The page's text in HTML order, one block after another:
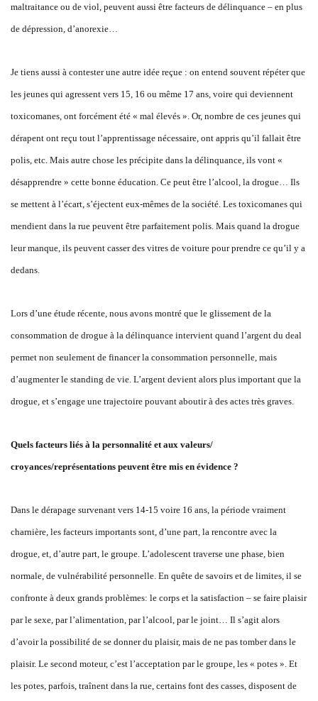
maltraitance ou de viol, peuvent aussi être facteurs de délinquance – en plus
de dépression, d’anorexie…
Je tiens aussi à contester une autre idée reçue : on entend souvent répéter que
les jeunes qui agressent vers 15, 16 ou même 17 ans, voire qui deviennent
toxicomanes, ont forcément été « mal élevés ». Or, nombre de ces jeunes qui
dérapent ont reçu tout l’apprentissage nécessaire, ont appris qu’il fallait être
polis, etc. Mais autre chose les précipite dans la délinquance, ils vont «
désapprendre » cette bonne éducation. Ce peut être l’alcool, la drogue… Ils
se mettent à l’écart, s’éjectent eux-mêmes de la société. Les toxicomanes qui
mendient dans la rue peuvent être parfaitement polis. Mais quand la drogue
leur manque, ils peuvent casser des vitres de voiture pour prendre ce qu’il y a
dedans.
Lors d’une étude récente, nous avons montré que le glissement de la
consommation de drogue à la délinquance intervient quand l’argent du deal
permet non seulement de financer la consommation personnelle, mais
d’augmenter le standing de vie. L’argent devient alors plus important que la
drogue, et s’engage une trajectoire pouvant aboutir à des actes très graves.
Quels facteurs liés à la personnalité et aux valeurs/
croyances/représentations peuvent être mis en évidence ?
Dans le dérapage survenant vers 14-15 voire 16 ans, la période vraiment
charnière, les facteurs importants sont, d’une part, la rencontre avec la
drogue, et, d’autre part, le groupe. L’adolescent traverse une phase, bien
normale, de vulnérabilité personnelle. En quête de savoirs et de limites, il se
confronte à deux grands problèmes: le corps et la satisfaction – se faire plaisir
par le sexe, par l’alimentation, par l’alcool, par le joint… Il s’agit alors
d’avoir la possibilité de se donner du plaisir, mais de ne pas tomber dans le
plaisir. Le second moteur, c’est l’acceptation par le groupe, les « potes ». Et
les potes, parfois, traînent dans la rue, certains font des casses, disposent de